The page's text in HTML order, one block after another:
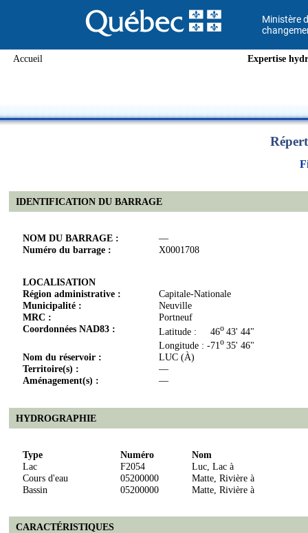
Ministère
Accueil Expertise
IDENTIFICATION DU BARRAGE
NOM DU BARRAGE :
—
Numéro du barrage :
X0001708
LOCALISATION
Région administrative :
Capitale-Nationale
Municipalité :
Neuville
MRC :
Portneuf
Coordonnées NAD83 :
Latitude : 46o 43' 44"
Longitude : -71o 35' 46"
Nom du réservoir :
LUC (À)
Territoire(s) :
—
Aménagement(s) :
—
HYDROGRAPHIE
Type Numéro
Nom
Lac
F2054
Luc, Lac à
Cours d'eau
05200000
Matte, Rivière à
Bassin
05200000 Matte, Rivière à
CARACTÉRISTIQUES